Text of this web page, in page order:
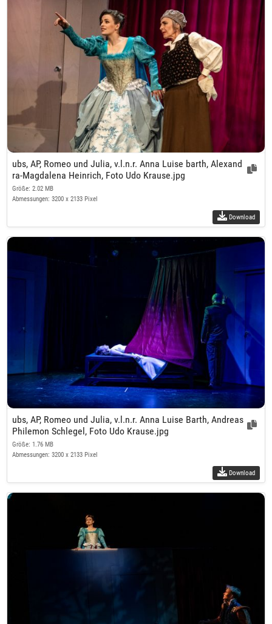
ubs, AP, Romeo und Julia, v.l.n.r. Anna Luise barth, Alexand
ra-Magdalena Heinrich, Foto Udo Krause.jpg
Größe: 2.02 MB
Abmessungen: 3200 x 2133 Pixel
Download
ubs, AP, Romeo und Julia, v.l.n.r. Anna Luise Barth, Andreas
Philemon Schlegel, Foto Udo Krause.jpg
Größe: 1.76 MB
Abmessungen: 3200 x 2133 Pixel
Download